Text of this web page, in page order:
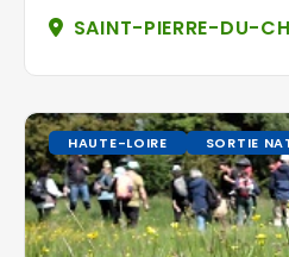
SAINT-PIERRE-DU-
HAUTE-LOIRE SORTIE